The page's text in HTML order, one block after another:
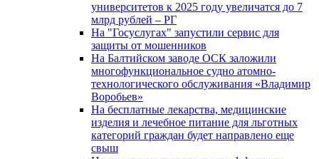
университетов к 2025 году увеличатся до 7
млрд рублей – РГ
На "Госуслугах" запустили сервис для
защиты от мошенников
На Балтийском заводе ОСК заложили
многофункциональное судно атомно-
технологического обслуживания «Владимир
Воробьев»
На бесплатные лекарства, медицинские
изделия и лечебное питание для льготных
категорий граждан будет направлено еще
свыш